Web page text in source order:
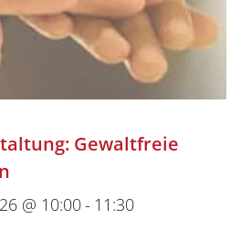
Gewaltfreie
@ 10:00- 11:30